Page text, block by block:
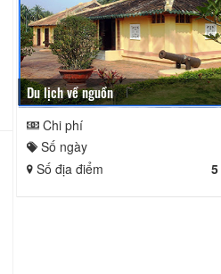
Du lịch về nguồn
Chi phí
Số ngày
Số địa điểm 5